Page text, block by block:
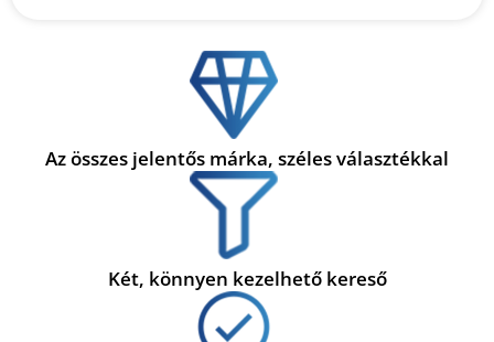
Az összes jelentős márka, széles választékkal
Két, könnyen kezelhető kereső